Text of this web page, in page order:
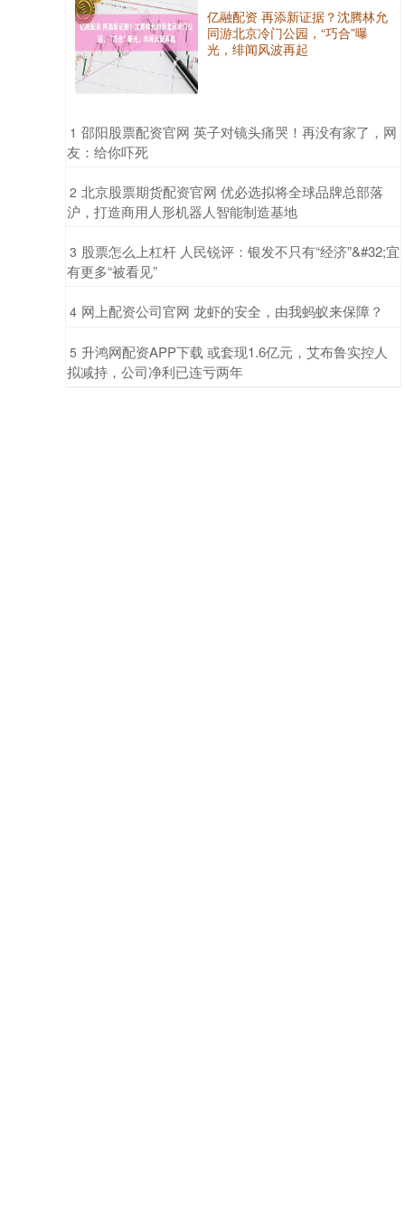
亿融配资 再添新证据？沈腾林允
同游北京冷门公园，“巧合”曝
光，绯闻风波再起
1 ​邵阳股票配资官网 英子对镜头痛哭！再没有家了，网
友：给你吓死
2 ​北京股票期货配资官网 优必选拟将全球品牌总部落
沪，打造商用人形机器人智能制造基地
3 ​股票怎么上杠杆 人民锐评：银发不只有“经济”&#32;宜
有更多“被看见”
4 ​网上配资公司官网 龙虾的安全，由我蚂蚁来保障？
5 ​升鸿网配资APP下载 或套现1.6亿元，艾布鲁实控人
拟减持，公司净利已连亏两年